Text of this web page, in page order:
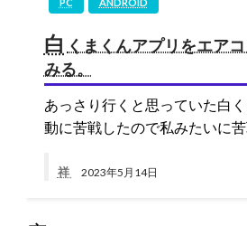
白 くまくんアプリをエア
みる。
あっさり行くと思っていた白
動に苦戦したので私みたいに
祥 2023年5月14日